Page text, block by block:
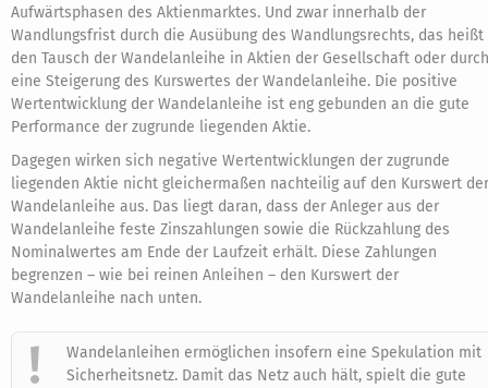
Aufwärtsphasen des Aktienmarktes. Und zwar innerhalb der
Wandlungsfrist durch die Ausübung des Wandlungsrechts, das heißt
den Tausch der Wandelanleihe in Aktien der Gesellschaft oder durch
eine Steigerung des Kurswertes der Wandelanleihe. Die positive
Wertentwicklung der Wandelanleihe ist eng gebunden an die gute
Performance der zugrunde liegenden Aktie.
Dagegen wirken sich negative Wertentwicklungen der zugrunde
liegenden Aktie nicht gleichermaßen nachteilig auf den Kurswert der
Wandelanleihe aus. Das liegt daran, dass der Anleger aus der
Wandelanleihe feste Zinszahlungen sowie die Rückzahlung des
Nominalwertes am Ende der Laufzeit erhält. Diese Zahlungen
begrenzen – wie bei reinen Anleihen – den Kurswert der
Wandelanleihe nach unten.
Wandelanleihen ermöglichen insofern eine Spekulation mit
Sicherheitsnetz. Damit das Netz auch hält, spielt die gute